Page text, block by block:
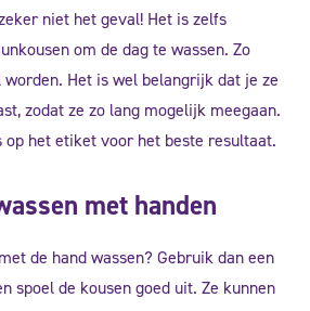
niet het geval! Het is zelfs
om de dag te wassen. Zo
Het is wel belangrijk dat je ze
zodat ze zo lang mogelijk meegaan.
op het etiket voor het beste resultaat.
met handen
de hand wassen? Gebruik dan een
spoel de kousen goed uit. Ze kunnen